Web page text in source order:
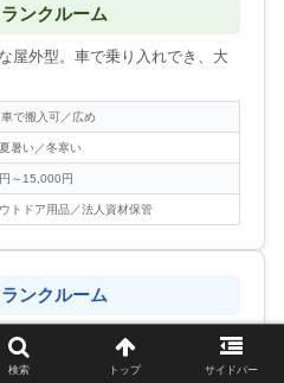
ンクルーム
屋外型。車で乗り入れでき、大
で搬入可／広め
暑い／冬寒い
～15,000円
トドア用品／法人資材保管
ンクルーム
型。衣類や家電など温度・湿度
検索 トップ サイドバー